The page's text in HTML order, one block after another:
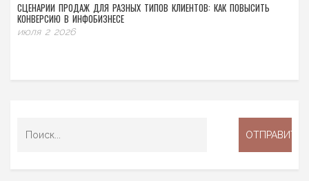
СЦЕНАРИИ ПРОДАЖ ДЛЯ РАЗНЫХ ТИПОВ КЛИЕНТОВ: КАК ПОВЫСИТЬ
КОНВЕРСИЮ В ИНФОБИЗНЕСЕ
июля 2 2026